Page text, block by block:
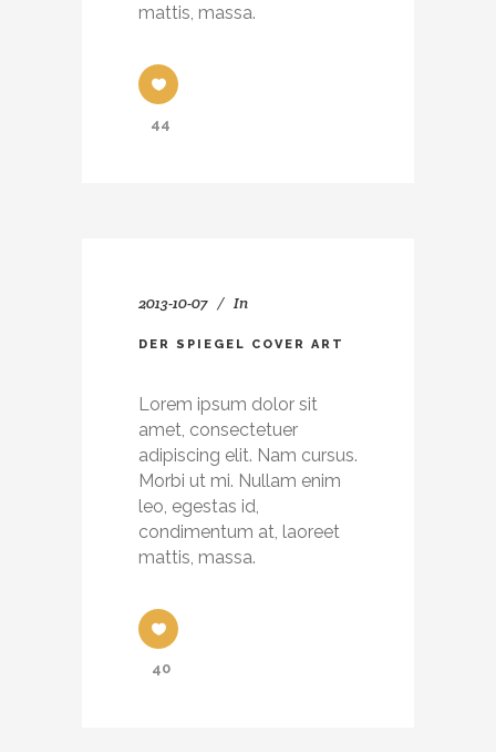
mattis, massa.
44
2013-10-07 In
DER SPIEGEL COVER ART
Lorem ipsum dolor sit
amet, consectetuer
adipiscing elit. Nam cursus.
Morbi ut mi. Nullam enim
leo, egestas id,
condimentum at, laoreet
mattis, massa.
40